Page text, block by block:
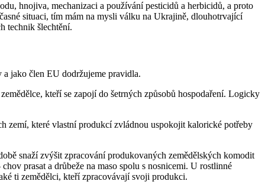
hnojiva, mechanizaci a používání pesticidů a herbicidů, a proto
situaci, tím mám na mysli válku na Ukrajině, dlouhotrvající
technik šlechtění.
a jako člen EU dodržujeme pravidla.
kteří se zapojí do šetrných způsobů hospodaření. Logicky
zemí, které vlastní produkcí zvládnou uspokojit kalorické potřeby
snaží zvýšit zpracování produkovaných zemědělských komodit
prasat a drůbeže na maso spolu s nosnicemi. U rostlinné
ti zemědělci, kteří zpracovávají svoji produkci.